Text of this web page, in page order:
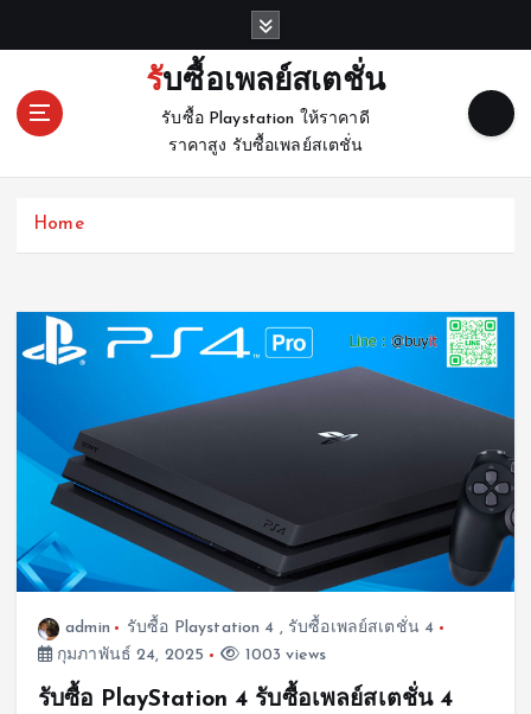
c
รับซื้อเพลย์สเตชั่น
รับซื้อ Playstation ให้ราคาดี
ราคาสูง รับซื้อเพลย์สเตชั่น
Home
admin รับซื้อ Playstation 4 , รับซื้อเพลย์สเตชั่น 4
กุมภาพันธ์ 24, 2025
1003 views
รับซื้อ PlayStation 4 รับซื้อเพลย์สเตชั่น 4